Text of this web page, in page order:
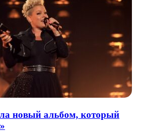
новый альбом, который